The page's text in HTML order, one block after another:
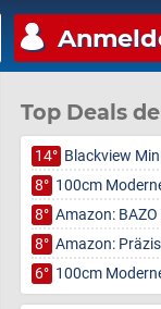
Top Deals
14° Blackview
8° 100cm
8° Amazon:
8° Amazon:
6° 100cm